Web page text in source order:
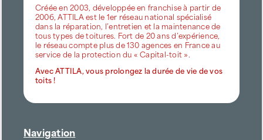
Créée en 2003, développée en franchise à partir de
2006, ATTILA est le 1er réseau national spécialisé
dans la réparation, l’entretien et la maintenance de
tous types de toitures. Fort de 20 ans d’expérience,
le réseau compte plus de 130 agences en France au
service de la protection du « Capital-toit ».
Avec ATTILA, vous prolongez la durée de vie de vos
toits !
Navigation